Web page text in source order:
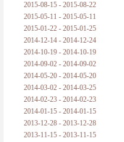
2015-08-15 - 2015-08-22
2015-05-11 - 2015-05-11
2015-01-22 - 2015-01-25
2014-12-14 - 2014-12-24
2014-10-19 - 2014-10-19
2014-09-02 - 2014-09-02
2014-05-20 - 2014-05-20
2014-03-02 - 2014-03-25
2014-02-23 - 2014-02-23
2014-01-15 - 2014-01-15
2013-12-28 - 2013-12-28
2013-11-15 - 2013-11-15